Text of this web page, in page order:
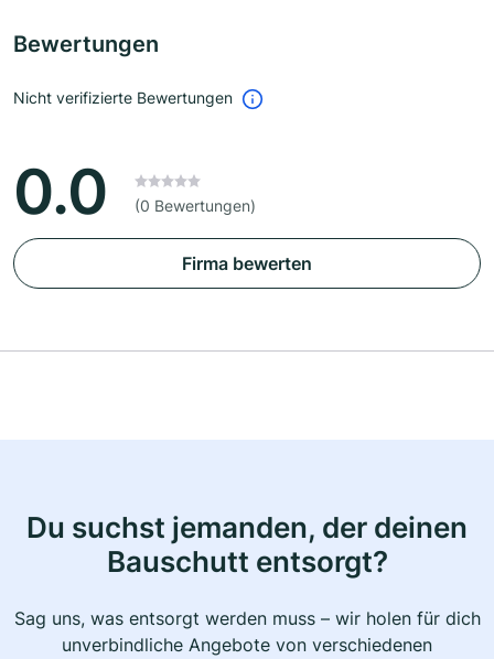
Bewertungen
Nicht verifizierte Bewertungen
0.0 (0 Bewertungen)
Firma bewerten
Du suchst jemanden, der deinen
Bauschutt entsorgt?
Sag uns, was entsorgt werden muss – wir holen für dich
unverbindliche Angebote von verschiedenen